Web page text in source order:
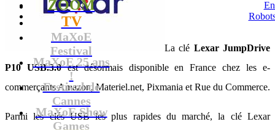
ZOOM
TV
MaXoE
Festival
MaXoE 25 ans
!
Festival de
Cannes
MaXoE Show
Games
La clé Lexar JumpDrive
P10 USB.3.0est désormais disponible en France chez les e-
commerçants Amazon, Materiel.net, Pixmania et Rue du Commerce.
Parmi les clés USB les plus rapides du marché, la clé Lexar